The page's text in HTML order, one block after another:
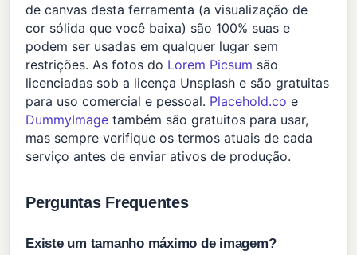
de canvas desta ferramenta (a visualização de
cor sólida que você baixa) são 100% suas e
podem ser usadas em qualquer lugar sem
restrições. As fotos do Lorem Picsum são
licenciadas sob a licença Unsplash e são gratuitas
para uso comercial e pessoal. Placehold.co e
DummyImage também são gratuitos para usar,
mas sempre verifique os termos atuais de cada
serviço antes de enviar ativos de produção.
Perguntas Frequentes
Existe um tamanho máximo de imagem?